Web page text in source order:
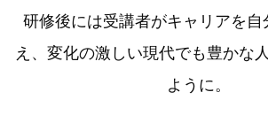
研修後には受講者がキャリアを自
え、変化の激しい現代でも豊かな
ように。